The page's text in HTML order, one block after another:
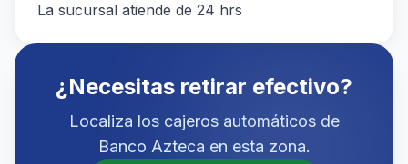
La sucursal atiende de 24 hrs
¿Necesitas retirar efectivo?
Localiza los cajeros automáticos de
Banco Azteca en esta zona.